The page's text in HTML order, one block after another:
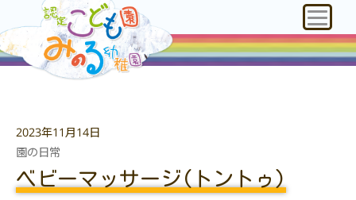
2023年11月14日
園の日常
ベビーマッサージ(トントゥ)